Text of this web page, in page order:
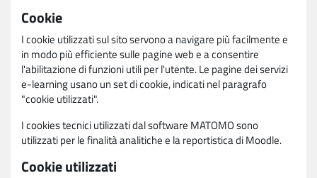
Cookie
I cookie utilizzati sul sito servono a navigare più facilmente e
in modo più efficiente sulle pagine web e a consentire
l'abilitazione di funzioni utili per l'utente. Le pagine dei servizi
e-learning usano un set di cookie, indicati nel paragrafo
"cookie utilizzati".
I cookies tecnici utilizzati dal software MATOMO sono
utilizzati per le finalità analitiche e la reportistica di Moodle.
Cookie utilizzati